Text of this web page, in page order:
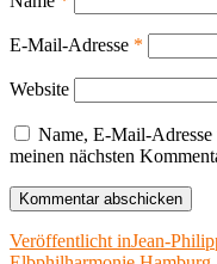
E-Mail-Adresse *
Website
Name, E-Mail-
meinen nächsten
Veröffentlicht inJean-